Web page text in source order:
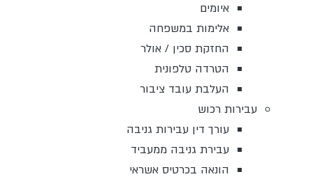
איומים
אלימות במשפחה
החזקת סכין / אולר
הטרדה טלפונית
העלבת עובד ציבור
עבירות רכוש
עורך דין עבירות גניבה
עבירת גניבה ממעביד
הונאה בכרטיס אשראי